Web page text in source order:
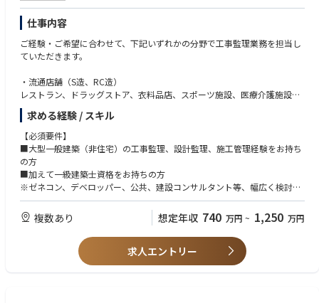
仕事内容
ご経験・ご希望に合わせて、下記いずれかの分野で工事監理業務を担当し
ていただきます。
・流通店舗（S造、RC造）
レストラン、ドラッグストア、衣料品店、スポーツ施設、医療介護施設な
ど
・建築（S造、RC造、SRC造）
商業施設※店舗・ショッピングセンター、物流施設、事業所・ショール
ーム、学校、ホテル、テレビ局など法人、団体向けの事業用建物
※就業制度について：同社は2021年4月よりコアタイム無しのフレックス
タイム制度を導入しています。1ヶ月の内、規程の労働時間さえ勤務いた
求める経験 / スキル
【必須要件】
■大型一般建築（非住宅）の工事監理、設計監理、施工管理経験をお持ち
の方
■加えて一級建築士資格をお持ちの方
※ゼネコン、デベロッパー、公共、建設コンサルタント等、幅広く検討
【歓迎要件】
■ゼネコンでの工事監理経験
複数あり 想定年収 740 万円 ~ 1,250 万円
求人エントリー